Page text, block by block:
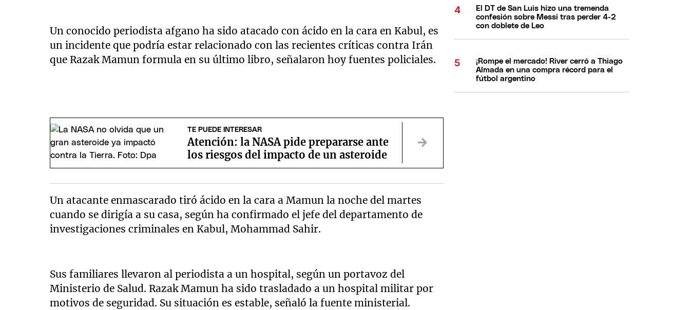
Un conocido periodista afgano ha sido atacado con ácido en la cara en Kabul, es
un incidente que podría estar relacionado con las recientes críticas contra Irán
que Razak Mamun formula en su último libro, señalaron hoy fuentes policiales.
TE PUEDE INTERESAR
Atención: la NASA pide prepararse ante
los riesgos del impacto de un asteroide
Un atacante enmascarado tiró ácido en la cara a Mamun la noche del martes
cuando se dirigía a su casa, según ha confirmado el jefe del departamento de
investigaciones criminales en Kabul, Mohammad Sahir.
Sus familiares llevaron al periodista a un hospital, según un portavoz del
Ministerio de Salud. Razak Mamun ha sido trasladado a un hospital militar por
motivos de seguridad. Su situación es estable, señaló la fuente ministerial.
El DT de San Luis hizo una tremenda
confesión sobre Messi tras perder 4-2
con doblete de Leo
¡Rompe el mercado! River cerró a Thiago
Almada en una compra récord para el
fútbol argentino